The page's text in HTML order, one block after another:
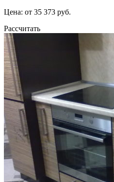
Цена: от 35 373 руб.
Рассчитать